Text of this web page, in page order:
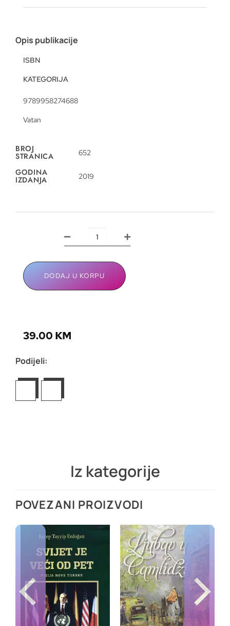
Opis publikacije
ISBN
KATEGORIJA
9789958274688
Vatan
BROJ
STRANICA 652
GODINA
IZDANJA 2019
DODAJ U KORPU
39.00 KM
Podijeli:
Iz kategorije
POVEZANI PROIZVODI